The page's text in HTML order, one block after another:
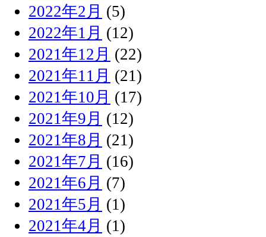
2022年2月 (5)
2022年1月 (12)
2021年12月 (22)
2021年11月 (21)
2021年10月 (17)
2021年9月 (12)
2021年8月 (21)
2021年7月 (16)
2021年6月 (7)
2021年5月 (1)
2021年4月 (1)